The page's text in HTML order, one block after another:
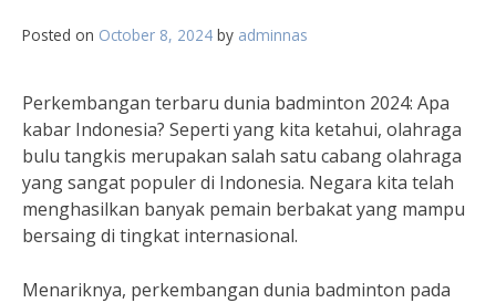
Posted on October 8, 2024 by adminnas
Perkembangan terbaru dunia badminton 2024: Apa
kabar Indonesia? Seperti yang kita ketahui, olahraga
bulu tangkis merupakan salah satu cabang olahraga
yang sangat populer di Indonesia. Negara kita telah
menghasilkan banyak pemain berbakat yang mampu
bersaing di tingkat internasional.
Menariknya, perkembangan dunia badminton pada